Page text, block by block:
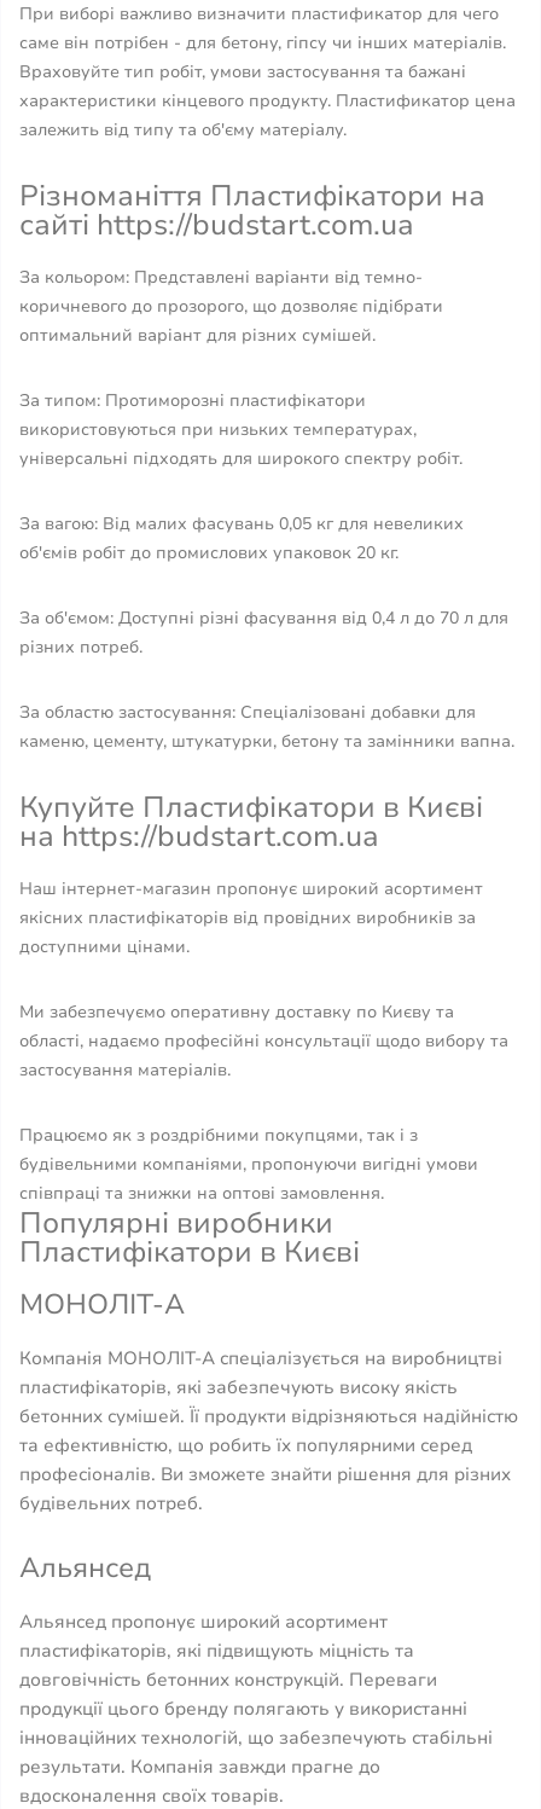
При виборі важливо визначити пластификатор для чего
саме він потрібен - для бетону, гіпсу чи інших матеріалів.
Враховуйте тип робіт, умови застосування та бажані
характеристики кінцевого продукту. Пластификатор цена
залежить від типу та об'єму матеріалу.
Різноманіття Пластифікатори на
сайті https://budstart.com.ua
За кольором: Представлені варіанти від темно-
коричневого до прозорого, що дозволяє підібрати
оптимальний варіант для різних сумішей.
За типом: Протиморозні пластифікатори
використовуються при низьких температурах,
універсальні підходять для широкого спектру робіт.
За вагою: Від малих фасувань 0,05 кг для невеликих
об'ємів робіт до промислових упаковок 20 кг.
За об'ємом: Доступні різні фасування від 0,4 л до 70 л для
різних потреб.
За областю застосування: Спеціалізовані добавки для
каменю, цементу, штукатурки, бетону та замінники вапна.
Купуйте Пластифікатори в Києві
на https://budstart.com.ua
Наш інтернет-магазин пропонує широкий асортимент
якісних пластифікаторів від провідних виробників за
доступними цінами.
Ми забезпечуємо оперативну доставку по Києву та
області, надаємо професійні консультації щодо вибору та
застосування матеріалів.
Працюємо як з роздрібними покупцями, так і з
будівельними компаніями, пропонуючи вигідні умови
співпраці та знижки на оптові замовлення.
Популярні виробники
Пластифікатори в Києві
МОНОЛІТ-А
Компанія МОНОЛІТ-А спеціалізується на виробництві
пластифікаторів, які забезпечують високу якість
бетонних сумішей. Її продукти відрізняються надійністю
та ефективністю, що робить їх популярними серед
професіоналів. Ви зможете знайти рішення для різних
будівельних потреб.
Альянсед
Альянсед пропонує широкий асортимент
пластифікаторів, які підвищують міцність та
довговічність бетонних конструкцій. Переваги
продукції цього бренду полягають у використанні
інноваційних технологій, що забезпечують стабільні
результати. Компанія завжди прагне до
вдосконалення своїх товарів.